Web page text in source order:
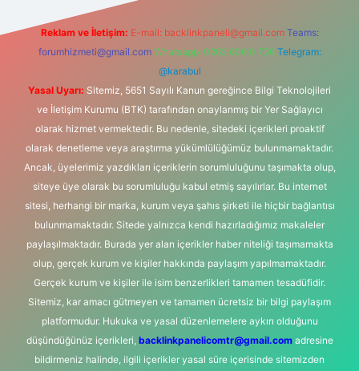
Reklam ve İletişim: E-mail: backlinkpaneli@gmail.com Teams:
forumhizmeti@gmail.com Whatsapp: 0262 606 0 726 Telegram:
@karabul
Yasal Uyarı: Sitemiz, 5651 Sayılı Kanun gereğince Bilgi Teknolojileri
ve İletişim Kurumu (BTK) tarafından onaylanmış bir Yer Sağlayıcı
olarak hizmet vermektedir. Bu nedenle, sitedeki içerikleri proaktif
olarak denetleme veya araştırma yükümlülüğümüz bulunmamaktadır.
Ancak, üyelerimiz yazdıkları içeriklerin sorumluluğunu taşımakta olup,
siteye üye olarak bu sorumluluğu kabul etmiş sayılırlar. Bu internet
sitesi, herhangi bir marka, kurum veya şahıs şirketi ile hiçbir bağlantısı
bulunmamaktadır. Sitede yalnızca kendi hazırladığımız makaleler
paylaşılmaktadır. Burada yer alan içerikler haber niteliği taşımamakta
olup, gerçek kurum ve kişiler hakkında paylaşım yapılmamaktadır.
Gerçek kurum ve kişiler ile isim benzerlikleri tamamen tesadüfidir.
Sitemiz, kar amacı gütmeyen ve tamamen ücretsiz bir bilgi paylaşım
platformudur. Hukuka ve yasal düzenlemelere aykırı olduğunu
düşündüğünüz içerikleri, backlinkpanelicomtr@gmail.comadresine
bildirmeniz halinde, ilgili içerikler yasal süre içerisinde sitemizden